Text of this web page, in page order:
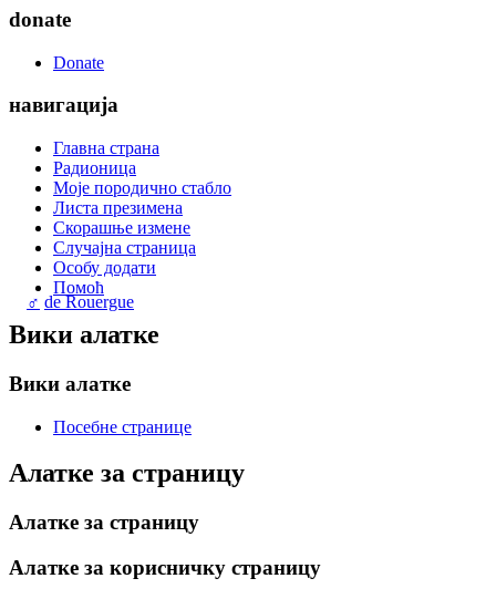
♂ de Rouergue
donate
Donate
навигација
Главна страна
Радионица
Моје породично стабло
Листа презимена
Скорашње измене
Случајна страница
Особу додати
Помоћ
Вики алатке
Вики алатке
Посебне странице
Алатке за страницу
Алатке за страницу
Алатке за корисничку страницу